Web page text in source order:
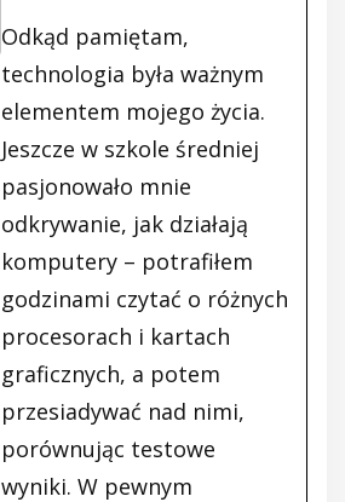
Odkąd pamiętam,
technologia była ważnym
elementem mojego życia.
Jeszcze w szkole średniej
pasjonowało mnie
odkrywanie, jak działają
komputery – potrafiłem
godzinami czytać o różnych
procesorach i kartach
graficznych, a potem
przesiadywać nad nimi,
porównując testowe
wyniki. W pewnym